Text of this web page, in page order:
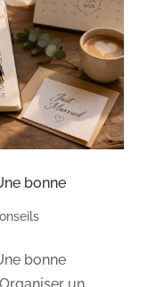
bonne
bonne